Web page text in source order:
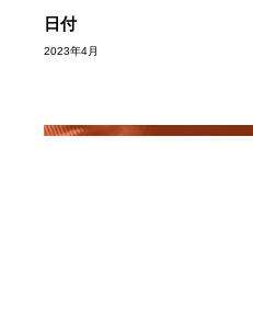
日付
2023年4月